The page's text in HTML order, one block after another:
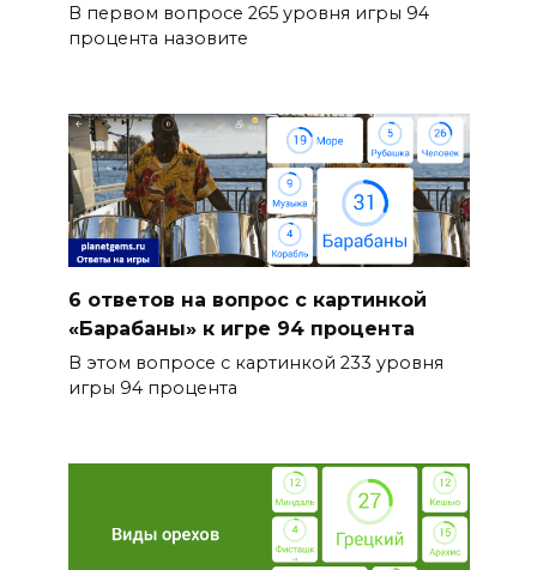
В первом вопросе 265 уровня игры 94
процента назовите
6 ответов на вопрос с картинкой
«Барабаны» к игре 94 процента
В этом вопросе с картинкой 233 уровня
игры 94 процента